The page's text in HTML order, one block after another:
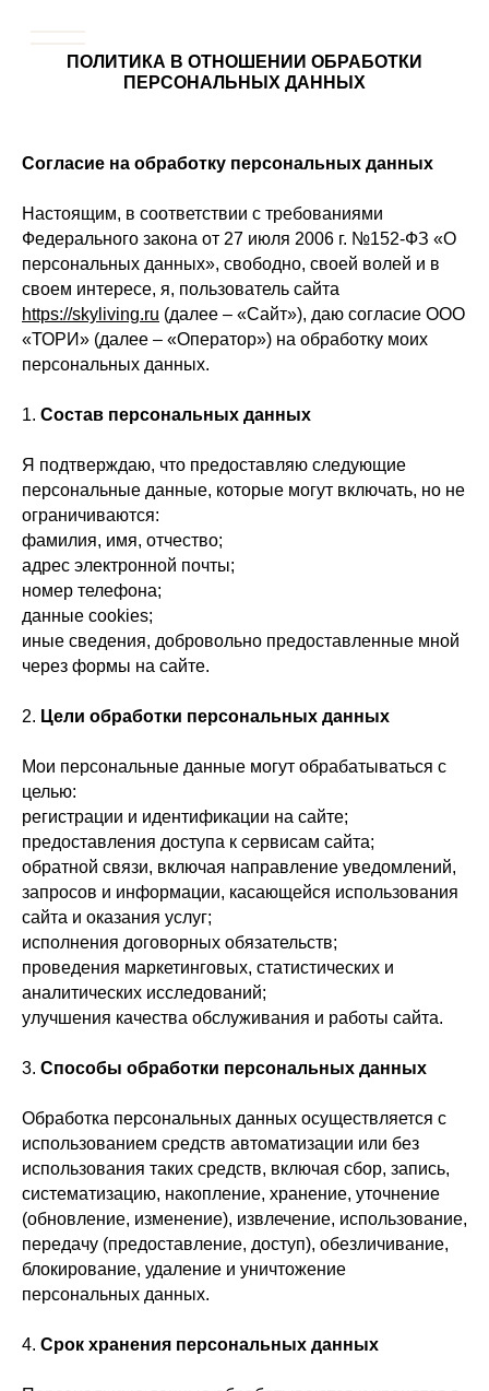
ПОЛИТИКА В ОТНОШЕНИИ ОБРАБОТКИ
ПЕРСОНАЛЬНЫХ ДАННЫХ
Согласие на обработку персональных данных
Настоящим, в соответствии с требованиями
Федерального закона от 27 июля 2006 г. №152-ФЗ «О
персональных данных», свободно, своей волей и в
своем интересе, я, пользователь сайта
https://skyliving.ru (далее – «Сайт»), даю согласие ООО
«ТОРИ» (далее – «Оператор») на обработку моих
персональных данных.
1. Состав персональных данных
Я подтверждаю, что предоставляю следующие
персональные данные, которые могут включать, но не
ограничиваются:
фамилия, имя, отчество;
адрес электронной почты;
номер телефона;
данные cookies;
иные сведения, добровольно предоставленные мной
через формы на сайте.
2. Цели обработки персональных данных
Мои персональные данные могут обрабатываться с
целью:
регистрации и идентификации на сайте;
предоставления доступа к сервисам сайта;
обратной связи, включая направление уведомлений,
запросов и информации, касающейся использования
сайта и оказания услуг;
исполнения договорных обязательств;
проведения маркетинговых, статистических и
аналитических исследований;
улучшения качества обслуживания и работы сайта.
3. Способы обработки персональных данных
Обработка персональных данных осуществляется с
использованием средств автоматизации или без
использования таких средств, включая сбор, запись,
систематизацию, накопление, хранение, уточнение
(обновление, изменение), извлечение, использование,
передачу (предоставление, доступ), обезличивание,
блокирование, удаление и уничтожение
персональных данных.
4. Срок хранения персональных данных